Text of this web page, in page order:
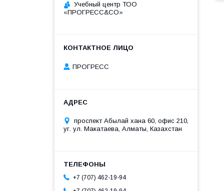
Учебный центр ТОО
«ПРОГРЕСС&CO»
ПРОГРЕСС
проспект Абылай хана 60, офис 210,
уг. ул. Макатаева, Алматы, Казахстан
+7 (707) 462-19-94